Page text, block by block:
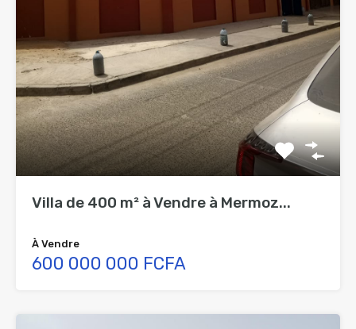
Villa de 400 m² à Vendre à Mermoz...
À Vendre
600 000 000 FCFA